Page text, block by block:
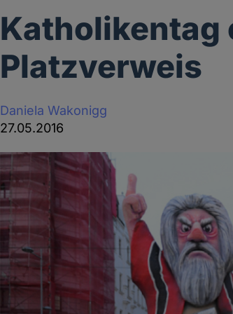
Katholikentag
Platzverweis
Daniela Wakonigg
27.05.2016